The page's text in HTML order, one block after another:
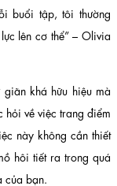
buổi tập, tôi thường
lên cơ thể” – Olivia
khá hữu hiệu mà
hỏi về việc trang điểm
này không cần thiết
hôi tiết ra trong quá
của bạn.